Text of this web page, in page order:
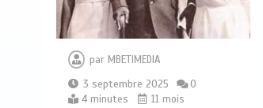
par MBETIMEDIA
3 septembre 2025
0
4 minutes
11 mois